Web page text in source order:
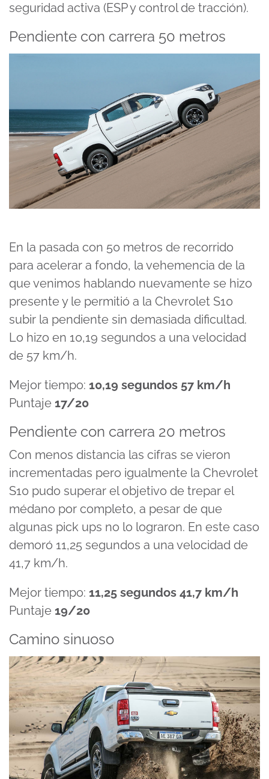
seguridad activa (ESP y control de tracción).
Pendiente con carrera 50 metros
En la pasada con 50 metros de recorrido
para acelerar a fondo, la vehemencia de la
que venimos hablando nuevamente se hizo
presente y le permitió a la Chevrolet S10
subir la pendiente sin demasiada dificultad.
Lo hizo en 10,19 segundos a una velocidad
de 57 km/h.
Mejor tiempo: 10,19 segundos 57 km/h
Puntaje 17/20
Pendiente con carrera 20 metros
Con menos distancia las cifras se vieron
incrementadas pero igualmente la Chevrolet
S10 pudo superar el objetivo de trepar el
médano por completo, a pesar de que
algunas pick ups no lo lograron. En este caso
demoró 11,25 segundos a una velocidad de
41,7 km/h.
Mejor tiempo: 11,25 segundos 41,7 km/h
Puntaje 19/20
Camino sinuoso